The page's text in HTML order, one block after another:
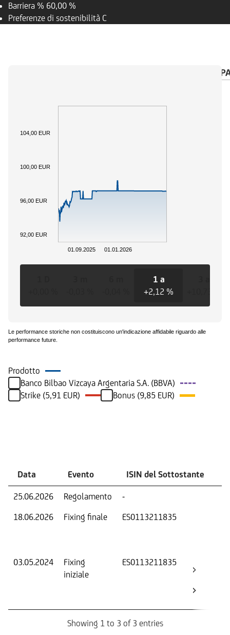
Barriera % 60,00 %
Preferenze di sostenibilità C
CALENDARIO
01.01.2026
01.09.2025
100,00 EUR
92,00 EUR
96,00 EUR
104,00 EUR
1 a
+2,12 %
Le performance storiche non costituiscono un'indicazione affidabile riguardo alle
performance future.
Prodotto
Banco Bilbao Vizcaya Argentaria S.A. (BBVA)
Strike (5,91 EUR)
Bonus (9,85 EUR)
Data Evento ISIN del Sottostante
25.06.2026 Regolamento -
18.06.2026
Fixing finale ES0113211835
03.05.2024
Fixing
iniziale
ES0113211835
Showing 1 to 3 of 3 entries